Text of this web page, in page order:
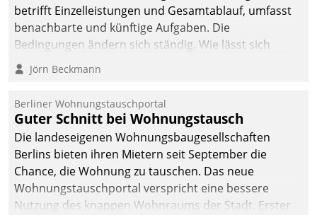
betrifft Einzelleistungen und Gesamtablauf, umfasst
benachbarte und künftige Aufgaben. Die
Bedingungen ändern sich ständig. Wie lässt sich
technisch die Kontrolle wahren und zugleich Freiraum
fürs Wachsen öffnen?
Jörn Beckmann
Berliner Wohnungstauschportal
Guter Schnitt bei Wohnungstausch
Die landeseigenen Wohnungsbaugesellschaften
Berlins bieten ihren Mietern seit September die
Chance, die Wohnung zu tauschen. Das neue
Wohnungstauschportal verspricht eine bessere
Nutzung des knappen Wohnraums der Stadt. Erster